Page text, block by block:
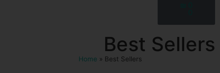
Best Sellers
Home » Best Sellers